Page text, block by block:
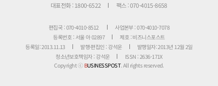
대표전화 : 1800-6522
팩스 : 070-4015-8658
편집국 : 070-4010-8512
사업본부 : 070-4010-7078
등록번호 : 서울 아 02897
제호 : 비즈니스포스트
등록일: 2013.11.13
발행·편집인 : 강석운
발행일자: 2013년 12월 2일
청소년보호책임자 : 강석운
ISSN : 2636-171X
Copyright ⓒBUSINESSPOST. All rights reserved.